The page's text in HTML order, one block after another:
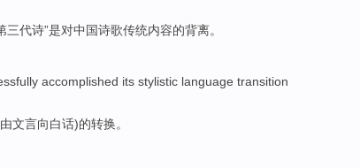
三代诗”是对中国诗歌传统内容的背离。
accomplished its stylistic language transition
由文言向白话)的转换。